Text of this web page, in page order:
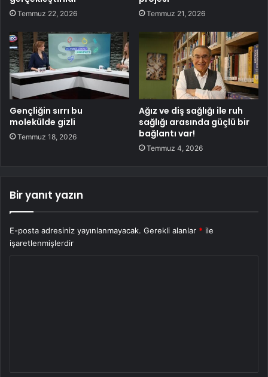
Temmuz 22, 2026 Temmuz 21, 2026
Gençliğin sırrı bu
molekülde gizli
Temmuz 18, 2026
Ağız ve diş sağlığı ile ruh
sağlığı arasında güçlü bir
bağlantı var!
Temmuz 4, 2026
Bir yanıt yazın
E-posta adresiniz yayınlanmayacak. Gerekli alanlar * ile
işaretlenmişlerdir